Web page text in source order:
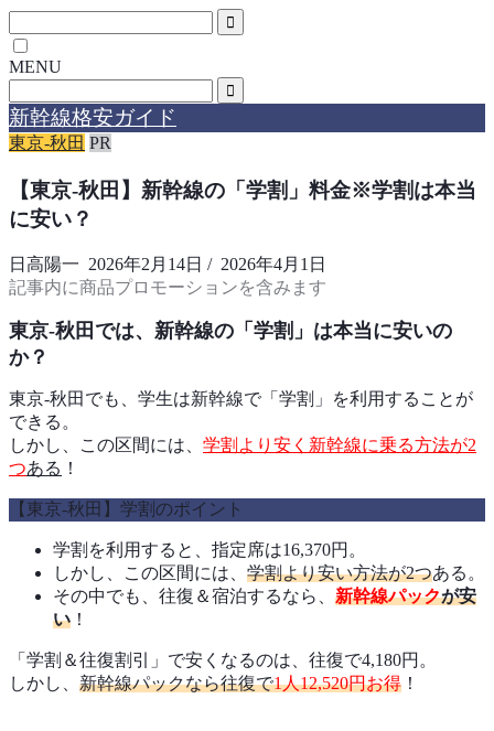
MENU
新幹線格安ガイド
東京-秋田 PR
【東京-秋田】新幹線の「学割」料金※学割は本当
に安い？
日高陽一 2026年2月14日 / 2026年4月1日
記事内に商品プロモーションを含みます
東京‐秋田では、 新幹線の「学割」は本当に安いの
か？
東京‐秋田でも、学生は新幹線で「学割」を利用することが
できる。
しかし、この区間には、 学割より安く新幹線に乗る方法が2
つある ！
【東京‐秋田】学割のポイント
学割を利用すると、指定席は16,370円。
しかし、この区間には、 学割より安い方法が2つある。
その中でも、往復＆宿泊するなら、 新幹線パックが安
い ！
「学割＆往復割引」で安くなるのは、往復で4,180円。
しかし、 新幹線パックなら往復で1人12,520円お得 ！